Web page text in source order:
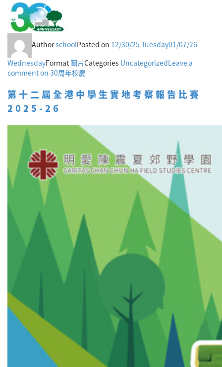
AuthorschoolPosted on 12/30/25 Tuesday01/07/26
WednesdayFormat 圖片Categories UncategorizedLeave a
commenton 30周年校慶
第十二屆全港中學生實地考察報告比賽
2025-26